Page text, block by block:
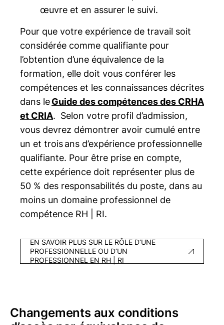
administration des affaires,
cheminement spécialisé en gestion des
ressources humaines
Université du Québec en Abitibi-
Témiscamingue (inscription depuis sept.
2022) :Baccalauréat en administration
des affaires avec majeure en gestion des
ressources humaines et mineure en
santé, sécurité et relations de travail
HEC Montréal (inscription depuis sept.
2018) :Baccalauréat en administration
des affaires (Gestion des ressources
humaines – profil CRHA)
TÉLUQ (inscription depuis sept. 2018) :
Baccalauréat en administration des
affaires avec concentration en gestion
des ressources humaines
humaines et de la santé et sécurité au
Veuillez noter que des changements aux
conditions d’accès par équivalence de
formation seront en vigueur le 31 août
2027. Pour en savoir, plus consulter la
rubrique ci-bas.
profession et elles génèrent des retombées
dont tous les CRHA et CRIA bénéficient.
Ainsi, vous pouvez devenirCRHA | CRIA
sans avoir à réussir une épreuve
d’équivalence. Il vous suffit de déposer
votre demande d’admission avec les pièces
justificatives. Sachez que vous bénéficiez
aussi d’untarif préférentielsur votre
cotisation annuelle.
œuvre et en assurer le suivi.
Pour que votre expérience de travail soit
considérée comme qualifiante pour
l’obtention d’une équivalence de la
formation, elle doit vous conférer les
compétences et les connaissances décrites
dans leGuide des compétences des CRHA
et CRIA. Selon votre profil d’admission,
vous devrez démontrer avoir cumulé entre
un et trois ans d’expérience professionnelle
qualifiante. Pour être prise en compte,
cette expérience doit représenter plus de
50 % des responsabilités du poste, dans au
moins un domaine professionnel de
compétence RH | RI.
EN SAVOIR PLUS SUR LE RÔLE D’UNE
PROFESSIONNELLE OU D’UN
PROFESSIONNEL EN RH | RI
Changements aux conditions